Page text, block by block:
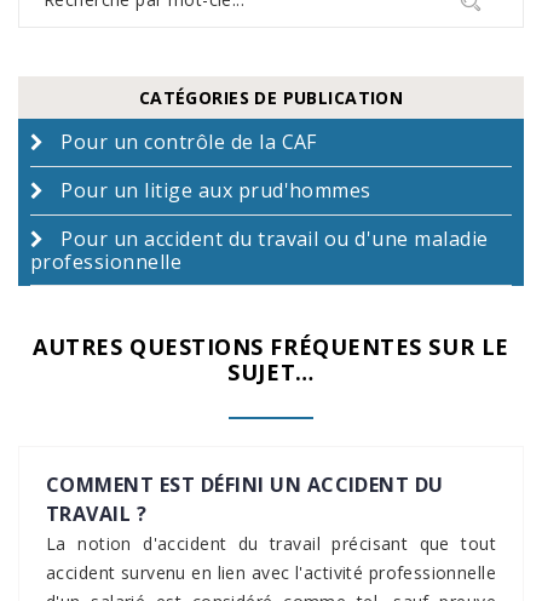
CATÉGORIES DE PUBLICATION
Pour un contrôle de la CAF
Pour un litige aux prud'hommes
Pour un accident du travail ou d'une maladie
professionnelle
AUTRES QUESTIONS FRÉQUENTES SUR LE
SUJET…
COMMENT EST DÉFINI UN ACCIDENT DU
TRAVAIL ?
La notion d'accident du travail précisant que tout
accident survenu en lien avec l'activité professionnelle